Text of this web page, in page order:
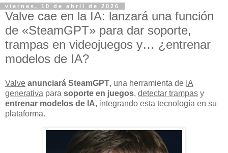
viernes, 10 de abril de 2026
Valve cae en la IA: lanzará una función
de «SteamGPT» para dar soporte,
trampas en videojuegos y… ¿entrenar
modelos de IA?
Valve anunciará SteamGPT, una herramienta de IA
generativa para soporte en juegos, detectar trampas y
entrenar modelos de IA, integrando esta tecnología en su
plataforma.